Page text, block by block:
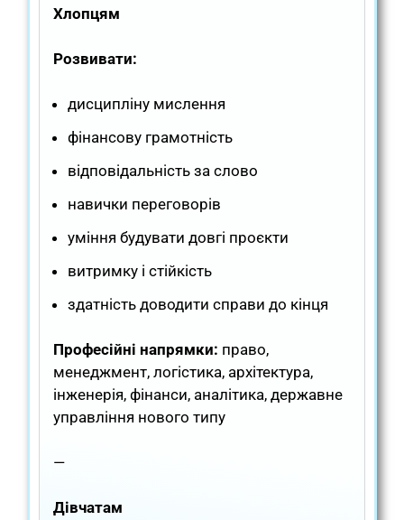
Хлопцям
Розвивати:
дисципліну мислення
фінансову грамотність
відповідальність за слово
навички переговорів
уміння будувати довгі проєкти
витримку і стійкість
здатність доводити справи до кінця
Професійні напрямки: право,
менеджмент, логістика, архітектура,
інженерія, фінанси, аналітика, державне
управління нового типу
—
Дівчатам